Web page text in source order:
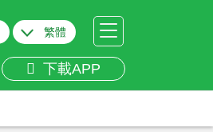
繁體
下載APP